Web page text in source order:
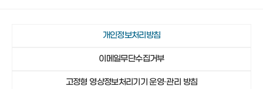
개인정보처리방침
이메일무단수집거부
고정형 영상정보처리기기 운영·관리 방침